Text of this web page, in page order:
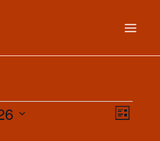
Ansichten-
Liste